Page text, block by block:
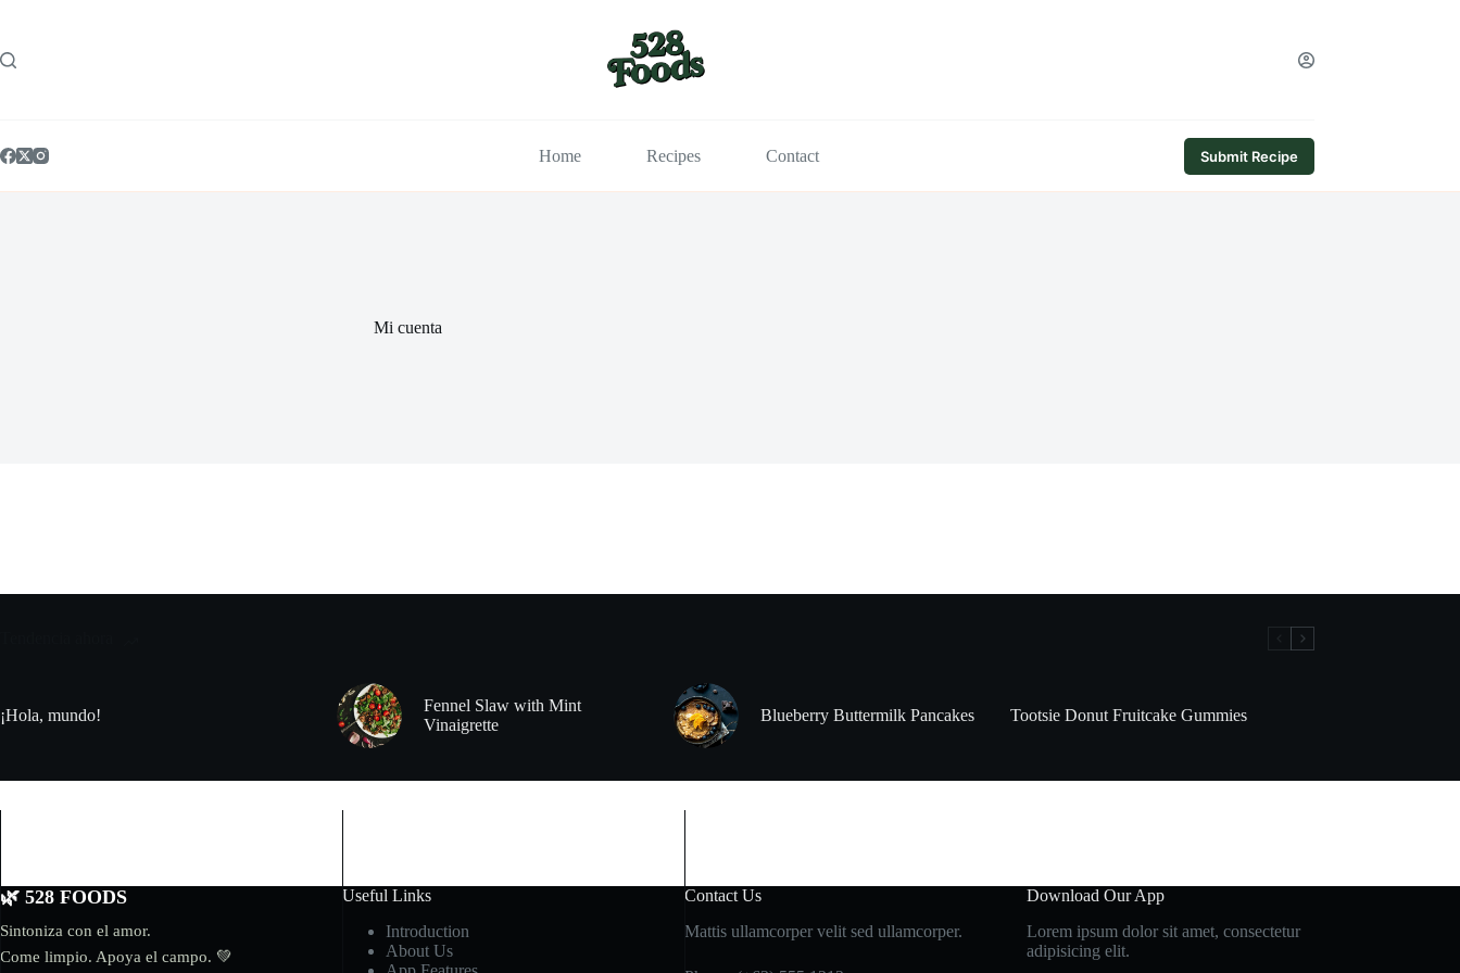
Home Recipes Contact Submit Recipe
Mi cuenta
¡Hola, mundo!
Fennel Slaw with Mint
Vinaigrette
Blueberry Buttermilk Pancakes Tootsie Donut Fruitcake Gummies
🌿 528 FOODS
Sintoniza con el amor.
Come limpio. Apoya el campo. 💚
Useful Links
Introduction
About Us
Contact Us
Mattis ullamcorper velit sed ullamcorper.
Download Our App
Lorem ipsum dolor sit amet, consectetur
adipisicing elit.